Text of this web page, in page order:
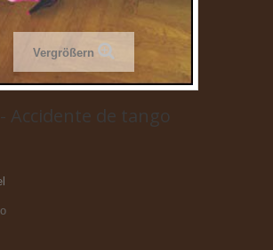
Vergrößern
Accidente de tango